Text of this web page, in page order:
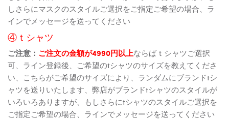
しさらにマスクのスタイルご選択をご指定ご希望の場合、ラ
インでメッセージを送ってください
④ｔシャツ
ご注意： ご注文の金額が4990円以上ならばｔシャツご選択
可、ライン登録後、ご希望のtシャツのサイズを教えてくださ
い、こちらがご希望のサイズにより、ランダムにブランドtシ
ャツを送りいたします、弊店がブランドtシャツのスタイルが
いろいろありますが、もしさらにtシャツのスタイルご選択を
ご指定ご希望の場合、ラインでメッセージを送ってください